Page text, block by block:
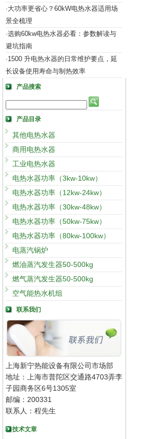
·大功率更省心？60kW电热水器适用场
景全梳理
·选购60kw电热水器必看：参数解读与
避坑指南
·1500 升电热水器的日常维护要点，延
长设备使用寿命与制热效率
产品搜索
产品目录
其他电热水器
商用电热水器
工业电热水器
电热水器功率（3kw-10kw）
电热水器功率（12kw-24kw）
电热水器功率（30kw-48kw）
电热水器功率（50kw-75kw）
电热水器功率（80kw-100kw）
电蒸汽锅炉
燃油蒸汽发生器50-500kg
燃气蒸汽发生器50-500kg
空气能热水机组
联系我们
上海新宁热能设备有限公司市场部
地址：上海市普陀区交通路4703弄李
子园商务区6号1305室
邮编：200331
联系人：程先生
技术文章